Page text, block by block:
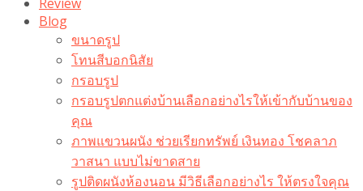
Blog
ขนาดรูป
โทนสีบอกนิสัย
กรอบรูป
กรอบรูปตกแต่งบ้านเลือกอย่างไรให้เข้ากับบ้านของ
คุณ
ภาพแขวนผนัง ช่วยเรียกทรัพย์ เงินทอง โชคลาภ
วาสนา แบบไม่ขาดสาย
รูปติดผนังห้องนอน มีวิธีเลือกอย่างไร ให้ตรงใจคุณ